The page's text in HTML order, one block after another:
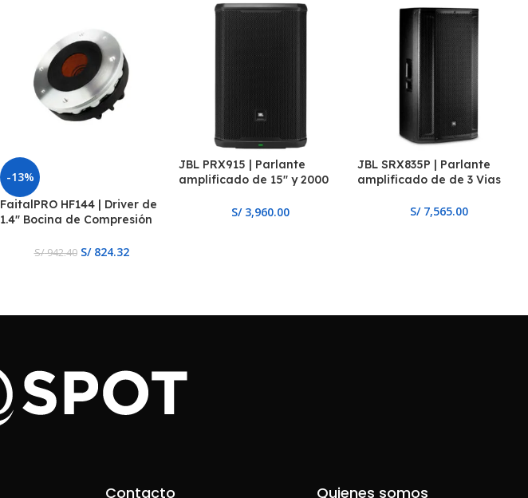
-13%
FaitalPRO HF144 | Driver de
1.4″ Bocina de Compresión
PernosS/942.40 S/824.32
JBL PRX915 | Parlante
amplificado de 15″ y 2000
S/3,960.00
JBL SRX835P | Parlante
amplificado de de 3 Vias
S/7,565.00
Contacto Quienes somos